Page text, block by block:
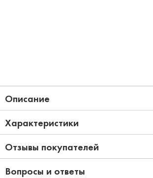
Описание
Характеристики
Отзывы покупателей
Вопросы и ответы